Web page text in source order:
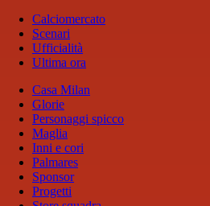
Calciomercato
Scenari
Ufficialità
Ultima ora
Casa Milan
Glorie
Personaggi spicco
Maglia
Inni e cori
Palmares
Sponsor
Progetti